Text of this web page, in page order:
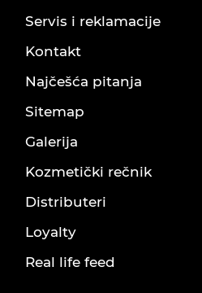
Servis i reklamacije
Kontakt
Najčešća pitanja
Sitemap
Galerija
Kozmetički rečnik
Distributeri
Loyalty
Real life feed